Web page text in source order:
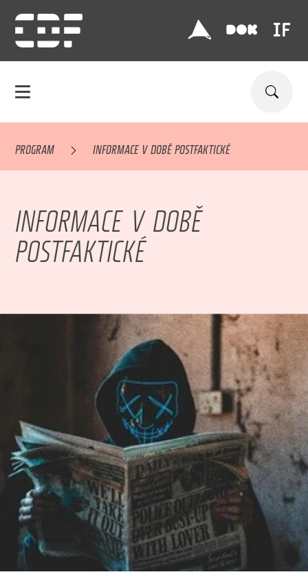
PROGRAM INFORMACE V DOBĚ POSTFAKTICKÉ
INFORMACE V DOBĚ
POSTFAKTICKÉ